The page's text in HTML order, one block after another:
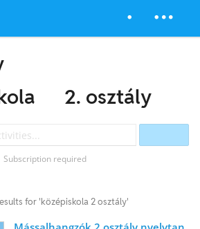
2. osztály
Subscription required
for 'középiskola 2 osztály'